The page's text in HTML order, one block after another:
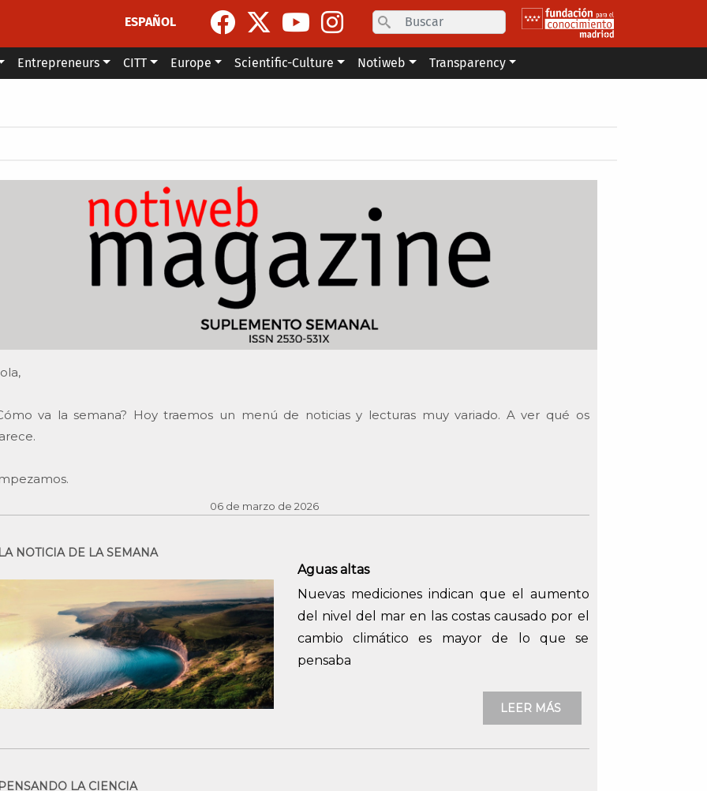
ESPAÑOL
Search
Entrepreneurs CITT Europe Scientific-Culture Notiweb Transparency
va la semana? Hoy traemos un menú de noticias y lecturas muy variado. A ver qué os
de marzo de 2026
LA NOTICIA DE LA SEMANA
Aguas altas
Nuevas mediciones indican que el aumento
del nivel del mar en las costas causado por el
cambio climático es mayor de lo que se
pensaba
LEER MÁS
PENSANDO LA CIENCIA